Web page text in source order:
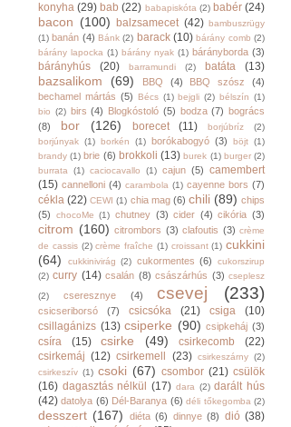
konyha (29) bab (22) babapiskóta (2) babér (24)
bacon (100) balzsamecet (42) bambuszrügy
(1) banán (4) Bánk (2) barack (10) bárány comb (2)
bárány lapocka (1) bárány nyak (1) bárányborda (3)
bárányhús (20) barramundi (2) batáta (13)
bazsalikom (69) BBQ (4) BBQ szósz
(4)
bechamel mártás (5) Bécs (1) bejgli (2) bélszín (1)
bio (2) birs (4) Blogkóstoló (5) bodza (7) bogrács
(8)
bor (126) borecet (11) borjúbríz
(2)
borjúnyak (1) borkén (1) borókabogyó (3) böjt (1)
brandy (1) brie (6) brokkoli (13) burek (1) burger (2)
burrata
(1) caciocavallo (1) cajun (5) camembert
(15) cannelloni (4) carambola (1) cayenne bors (7)
cékla (22) CEWI (1) chia mag (6) chili (89) chips
(5)
chocoMe (1) chutney (3) cider (4) cikória (3)
citrom (160) citrombors (3) clafoutis (3) crème
de cassis (2) crème fraîche (1) croissant (1) cukkini
(64)
cukkinivirág (2) cukormentes (6)
cukorszirup
(2) curry (14) csalán (8) császárhús (3) cseplesz
(2)
cseresznye (4) csevej (233)
csicseriborsó (7) csicsóka (21) csiga
(10)
csillagánizs (13) csiperke (90) csipkeháj (3)
csíra (15) csirke (49) csirkecomb
(22)
csirkemáj (12) csirkemell (23) csirkeszárny (2)
csirkeszív (1) csoki (67) csombor (21) csülök
(16) dagasztás nélkül (17) dara (2) darált hús
(42) datolya (6) Dél-Baranya (6) déli tőkegomba (2)
desszert (167) diéta (6) dinnye (8) dió (38)